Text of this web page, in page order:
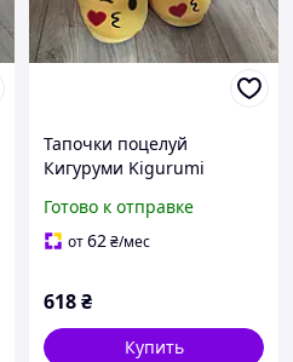
Тапочки поцелуй
Кигуруми Kigurumi
38 размер
Готово к отправке
от62₴/мес
618₴
Купить